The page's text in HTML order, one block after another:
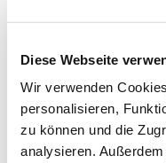
Diese Webseite
Wir verwenden
personalisieren,
zu können und die
analysieren.